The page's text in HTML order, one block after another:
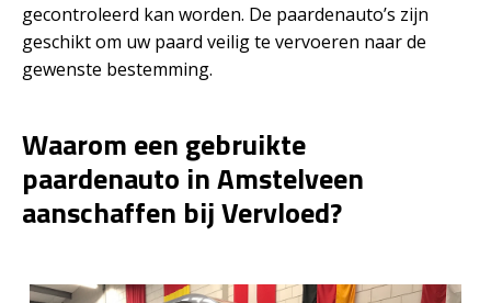
gecontroleerd kan worden. De paardenauto’s zijn
geschikt om uw paard veilig te vervoeren naar de
gewenste bestemming.
Waarom een gebruikte
paardenauto in Amstelveen
aanschaffen bij Vervloed?